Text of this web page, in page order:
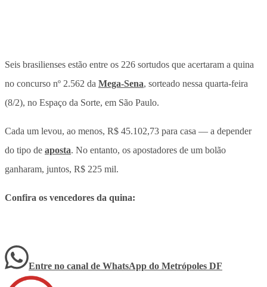
Seis brasilienses estão entre os 226 sortudos que acertaram a quina
no concurso nº 2.562 da Mega-Sena, sorteado nessa quarta-feira
(8/2), no Espaço da Sorte, em São Paulo.
Cada um levou, ao menos, R$ 45.102,73 para casa — a depender
do tipo de aposta. No entanto, os apostadores de um bolão
ganharam, juntos, R$ 225 mil.
Confira os vencedores da quina:
Entre no canal de WhatsApp do Metrópoles DF